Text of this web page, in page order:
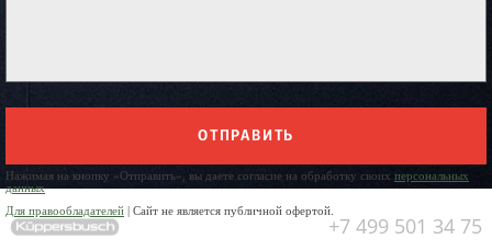
ОТПРАВИТЬ
Нажимая на кнопку «Отправить», вы даете согласие на обработку своих персональных
данных
Для правообладателей | Сайт не является публичной офертой.
+7 499 501 34 75